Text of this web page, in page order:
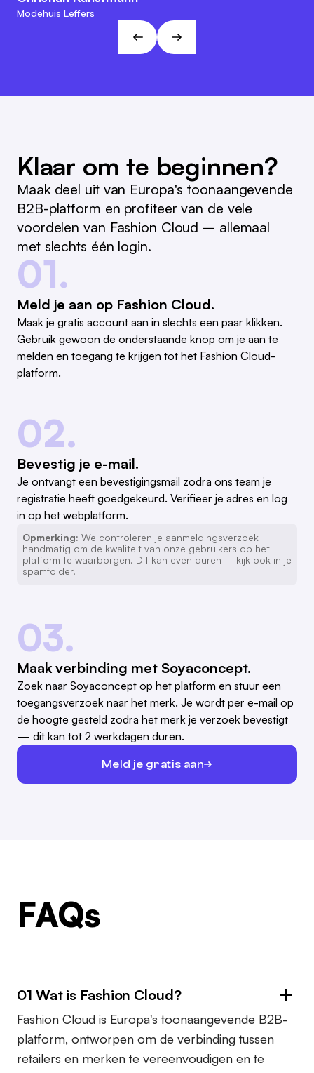
Marc Ramelow
Algemeen directeur, Duitse winkelketen Ramelow
Modehuis Leffers
de visies en doelen van L&T!
Klaar om te beginnen?
Maak deel uit van Europa's toonaangevende
B2B-platform en profiteer van de vele
voordelen van Fashion Cloud – allemaal
met slechts één login.
01.
Meld je aan op Fashion Cloud.
Maak je gratis account aan in slechts een paar klikken.
Gebruik gewoon de onderstaande knop om je aan te
melden en toegang te krijgen tot het Fashion Cloud-
platform.
02.
Bevestig je e-mail.
Je ontvangt een bevestigingsmail zodra ons team je
registratie heeft goedgekeurd. Verifieer je adres en log
in op het webplatform.
Opmerking: We controleren je aanmeldingsverzoek
handmatig om de kwaliteit van onze gebruikers op het
platform te waarborgen. Dit kan even duren – kijk ook in je
spamfolder.
03.
Maak verbinding met Soyaconcept.
Zoek naar Soyaconcept op het platform en stuur een
toegangsverzoek naar het merk. Je wordt per e-mail op
de hoogte gesteld zodra het merk je verzoek bevestigt
— dit kan tot 2 werkdagen duren.
Meld je gratis aan
FAQs
01 Wat is Fashion Cloud?
Fashion Cloud is Europa's toonaangevende B2B-
platform, ontworpen om de verbinding tussen
retailers en merken te vereenvoudigen en te